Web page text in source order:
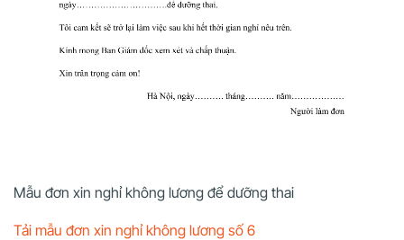
Mẫu đơn xin nghỉ không lương để dưỡng thai
Tải mẫu đơn xin nghỉ không lương số 6